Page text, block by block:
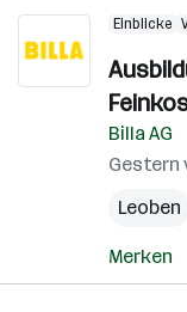
Einblicke
Billa AG
Leoben
Merken